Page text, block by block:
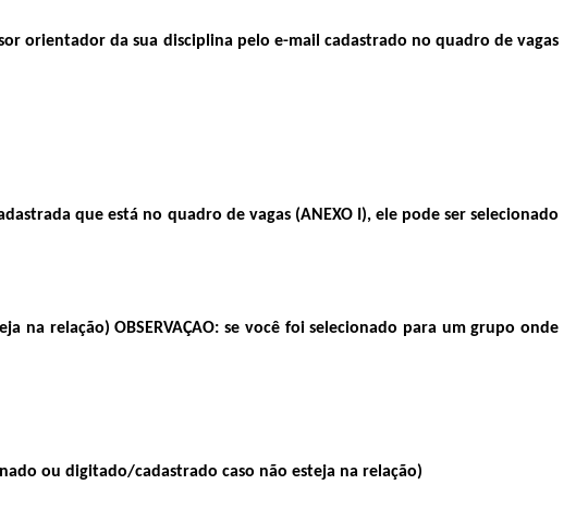
orientador da sua disciplina pelo e-mail cadastrado no quadro de vagas
que está no quadro de vagas (ANEXO I), ele pode ser selecionado
relação) OBSERVAÇAO: se você foi selecionado para um grupo onde
ou digitado/cadastrado caso não esteja na relação)